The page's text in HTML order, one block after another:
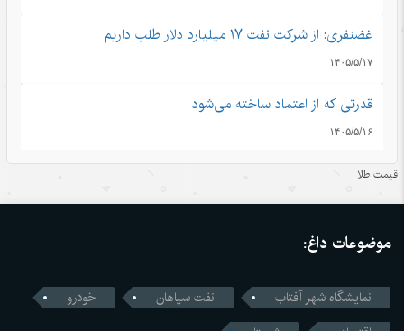
غضنفری: از شرکت نفت ۱۷ میلیارد دلار طلب داریم
۱۴۰۵/۵/۱۷
قدرتی که از اعتماد ساخته می‌شود
۱۴۰۵/۵/۱۶
اندیشه‌های کلاسیک چین قسمت دوم: رشد و بالندگی همراه با
۱۴۰۵/۵/۱۶
قیمت طلا
موضوعات داغ:
نمایشگاه شهر آفتاب نفت سپاهان
خودرو